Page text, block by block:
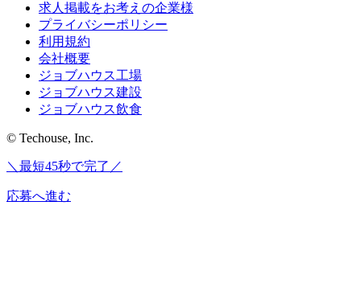
求人掲載をお考えの企業様
プライバシーポリシー
利用規約
会社概要
ジョブハウス工場
ジョブハウス建設
ジョブハウス飲食
© Techouse, Inc.
＼最短45秒で完了／
応募へ進む